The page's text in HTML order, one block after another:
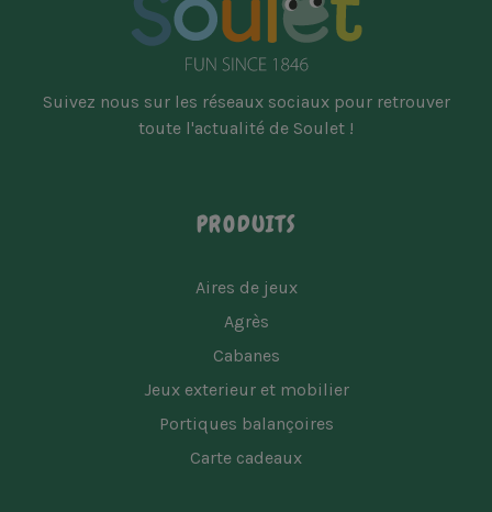
PRODUITS
Aires de jeux
Agrès
Cabanes
Jeux exterieur et mobilier
Portiques balançoires
Carte cadeaux
Suivez nous sur les réseaux sociaux pour retrouver
toute l'actualité de Soulet !